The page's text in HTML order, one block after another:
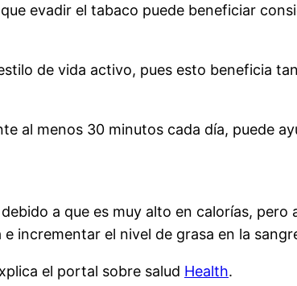
evadir el tabaco puede beneficiar
de vida activo, pues esto beneficia
al menos 30 minutos cada día, puede
a que es muy alto en calorías,
incrementar el nivel de grasa en la
el portal sobre salud Health.